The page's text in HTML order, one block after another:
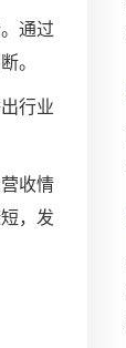
通过
。
行业
收情
，发